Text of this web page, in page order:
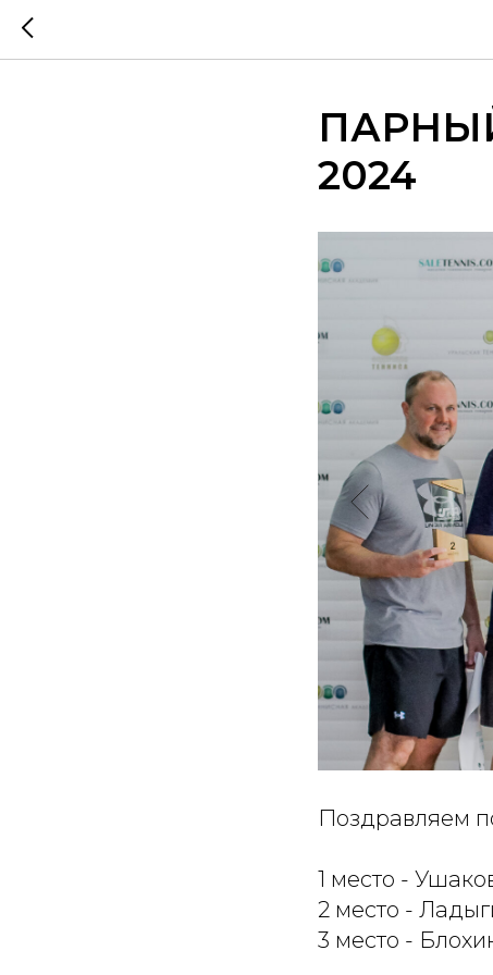
ПАРНЫЙ
2024
Поздравляем
1 место -
2 место -
3 место -